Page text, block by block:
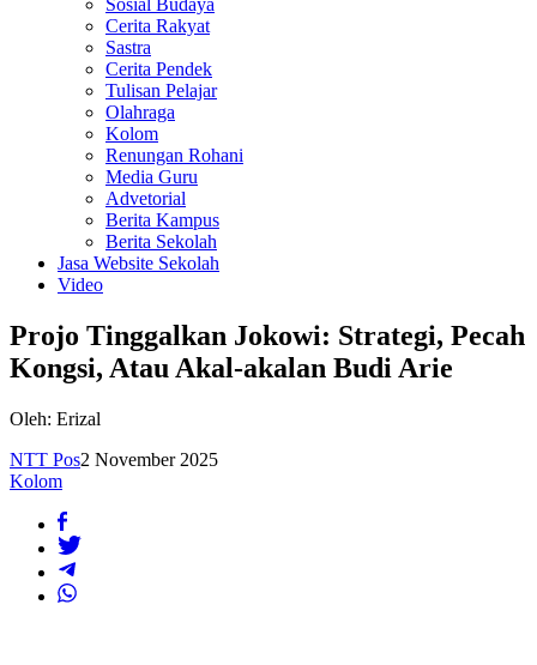
Sosial Budaya
Cerita Rakyat
Sastra
Cerita Pendek
Tulisan Pelajar
Olahraga
Kolom
Renungan Rohani
Media Guru
Advetorial
Berita Kampus
Berita Sekolah
Jasa Website Sekolah
Video
Projo Tinggalkan Jokowi: Strategi, Pecah
Kongsi, Atau Akal-akalan Budi Arie
Oleh: Erizal
NTT Pos2 November 2025
Kolom